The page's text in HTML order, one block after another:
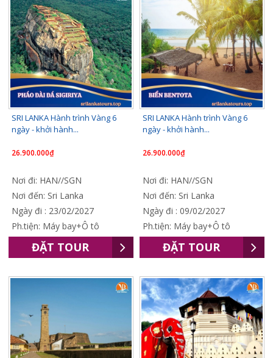
SRI LANKA Hành trình Vàng 6
ngày - khởi hành...
26.900.000₫
Nơi đi: HAN//SGN
Nơi đến: Sri Lanka
Ngày đi : 23/02/2027
Ph.tiện: Máy bay+Ô tô
ĐẶT TOUR
SRI LANKA Hành trình Vàng 6
ngày - khởi hành...
26.900.000₫
Nơi đi: HAN//SGN
Nơi đến: Sri Lanka
Ngày đi : 09/02/2027
Ph.tiện: Máy bay+Ô tô
ĐẶT TOUR